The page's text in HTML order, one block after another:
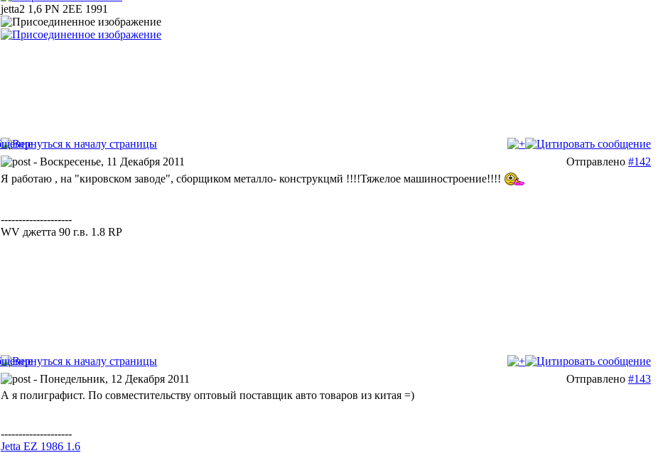
jetta2 1,6 PN 2EE 1991
- Воскресенье, 11 Декабря 2011 Отправлено #142
Я работаю , на "кировском заводе", сборщиком металло- конструкцмй !!!!Тяжелое машиностроение!!!!
--------------------
WV джетта 90 г.в. 1.8 RP
- Понедельник, 12 Декабря 2011 Отправлено #143
А я полиграфист. По совместительству оптовый поставщик авто товаров из китая =)
--------------------
Jetta EZ 1986 1.6